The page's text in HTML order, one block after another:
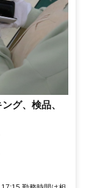
グ、検品、